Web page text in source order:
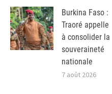
Burkina Faso :
Traoré appelle
à consolider la
souveraineté
nationale
7 août 2026